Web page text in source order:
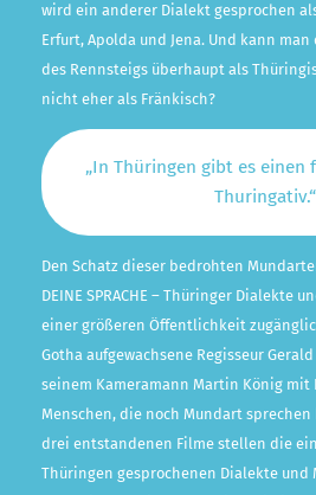
wird ein anderer Dialekt gesprochen
Erfurt, Apolda und Jena. Und kann
des Rennsteigs überhaupt als
nicht eher als Fränkisch?
„In Thüringen gibt es einen
Thuringativ.“
Den Schatz dieser bedrohten
DEINE SPRACHE – Thüringer Dialekte
einer größeren Öffentlichkeit
Gotha aufgewachsene Regisseur
seinem Kameramann Martin König mit
Menschen, die noch Mundart
drei entstandenen Filme stellen die
Thüringen gesprochenen Dialekte und